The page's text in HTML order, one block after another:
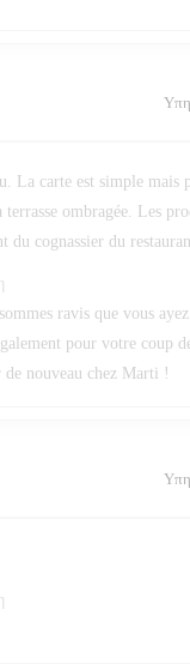
La carte est simple
ombragée. Les
cognassier du
ravis que vous
pour votre
nouveau chez Marti !